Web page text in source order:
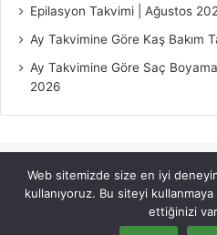
Epilasyon Takvimi | Ağustos
Ay Takvimine Göre Kaş Bakım
Ay Takvimine Göre Saç
2026
© Copyright 2026, All Rights
Web sitemizde size en iyi
kullanıyoruz. Bu siteyi
ettiğinizi